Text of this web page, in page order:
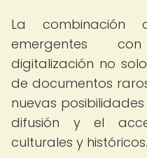
La combinación
emergentes
digitalización no
de documentos
nuevas
difusión y el
culturales y históricos.